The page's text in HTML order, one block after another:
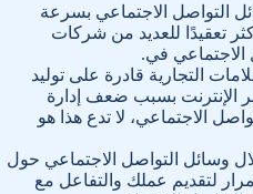
التواصل الاجتماعي بسرعة
تعقيدًا للعديد من شركات
الاجتماعي في.
التجارية قادرة على توليد
الإنترنت بسبب ضعف إدارة
الاجتماعي، لا تدع هذا هو
وسائل التواصل الاجتماعي حول
لتقديم عملك والتفاعل مع